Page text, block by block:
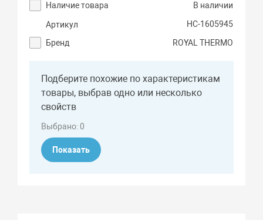
Наличие товара В наличии
Артикул
НС-1605945
Бренд
ROYAL THERMO
Подберите похожие по характеристикам
товары, выбрав одно или несколько
свойств
Выбрано:0
Показать